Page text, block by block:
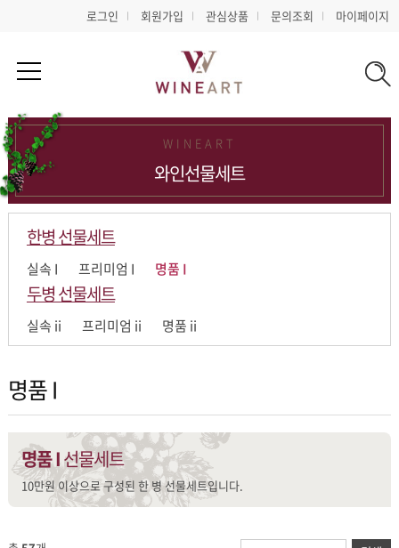
로그인 회원가입 관심상품 문의조회 마이페이지
WINEART
와인선물세트
한병 선물세트
실속 I 프리미엄 I 명품 I
두병 선물세트
실속 ii 프리미엄 ii 명품 ii
명품 I
명품 I선물세트
10만원 이상으로 구성된 한 병 선물세트입니다.